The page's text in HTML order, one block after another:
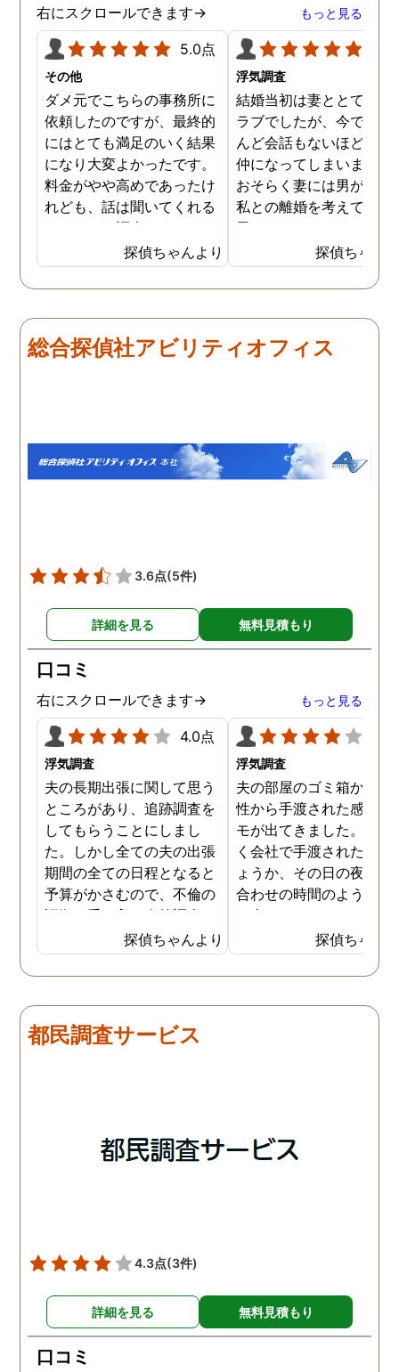
闘う自信もつきました。 本
当にMJリサーチさんにそ
して代表の方に出会えてよ
かったと思いました。 今度
お会いできる時は、いい報
告ができるようにしたいで
す。
右にスクロールできます→ もっと見る
5.0点
その他
ダメ元でこちらの事務所に
依頼したのですが、最終的
にはとても満足のいく結果
になり大変よかったです。
料金がやや高めであったけ
れども、話は聞いてくれる
しきちんと調査してくれる
しで非常に満足していま
す。調査が終わった後もし
っかりとサポートしていた
になりました。さすが調査
のプロフェッショナルだと
探偵ちゃんより
浮気調査
結婚当初は妻ととてもラ
ラブでしたが、今ではほ
んど会話もないほど険悪
仲になってしまいました
おそらく妻には男がおり
私との離婚を考えている
思います。そこでどうせ
婚をするのならと思い、
の不倫の証拠を押さえて
から離婚を提案すること
みの日に妻は外出するこ
が多く、探偵にもその旨
入り、妻が男とラブホテ
に入って行った瞬間を押
えたとのことでした。あ
探偵ちゃん
総合探偵社アビリティオフィス
3.6点(5件)
詳細を見る 無料見積もり
口コミ
右にスクロールできます→ もっと見る
4.0点
浮気調査
夫の長期出張に関して思う
ところがあり、追跡調査を
してもらうことにしまし
た。しかし全ての夫の出張
期間の全ての日程となると
予算がかさむので、不倫の
証拠が手に入り次第調査を
打ち切ってもらう契約にし
ました。調査初日、その日
は夫は本当に仕事をしてい
目、夫は仕事を休みにして
おり、出張先で女性と1日
拠を手に入れることができ
探偵ちゃんより
浮気調査
夫の部屋のゴミ箱から、
性から手渡された感じの
モが出てきました。おそ
く会社で手渡されたので
ょうか、その日の夜の待
合わせの時間のようなも
が書かれていました。こ
時になんとなく嫌な予感
したので、夫の身辺調査
会社での過ごし方を探偵
探偵に夫の会社の場所を
れました。調査の結果、
す。探偵の説明は全て調
報告書にも書かれており
写真を確認することもで
探偵ちゃん
都民調査サービス
4.3点(3件)
詳細を見る 無料見積もり
口コミ